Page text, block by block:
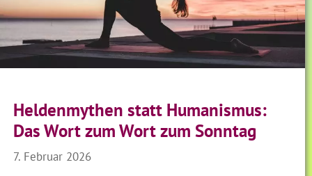
Heldenmythen statt Humanismus:
Das Wort zum Wort zum Sonntag
7. Februar 2026